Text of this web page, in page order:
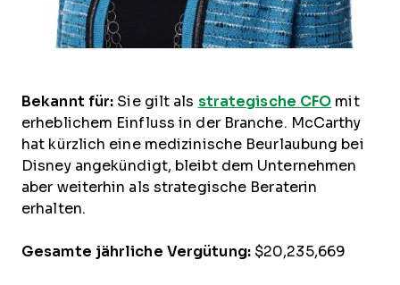
Bekannt für: Sie gilt als strategische CFO mit
erheblichem Einfluss in der Branche. McCarthy
hat kürzlich eine medizinische Beurlaubung bei
Disney angekündigt, bleibt dem Unternehmen
aber weiterhin als strategische Beraterin
erhalten.
Gesamte jährliche Vergütung:$20,235,669